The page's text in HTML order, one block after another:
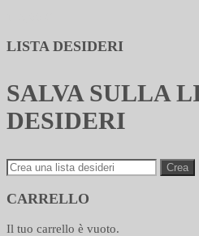
LISTA DESIDERI
SALVA SULLA
DESIDERI
Crea
CARRELLO
Il tuo carrello è vuoto.